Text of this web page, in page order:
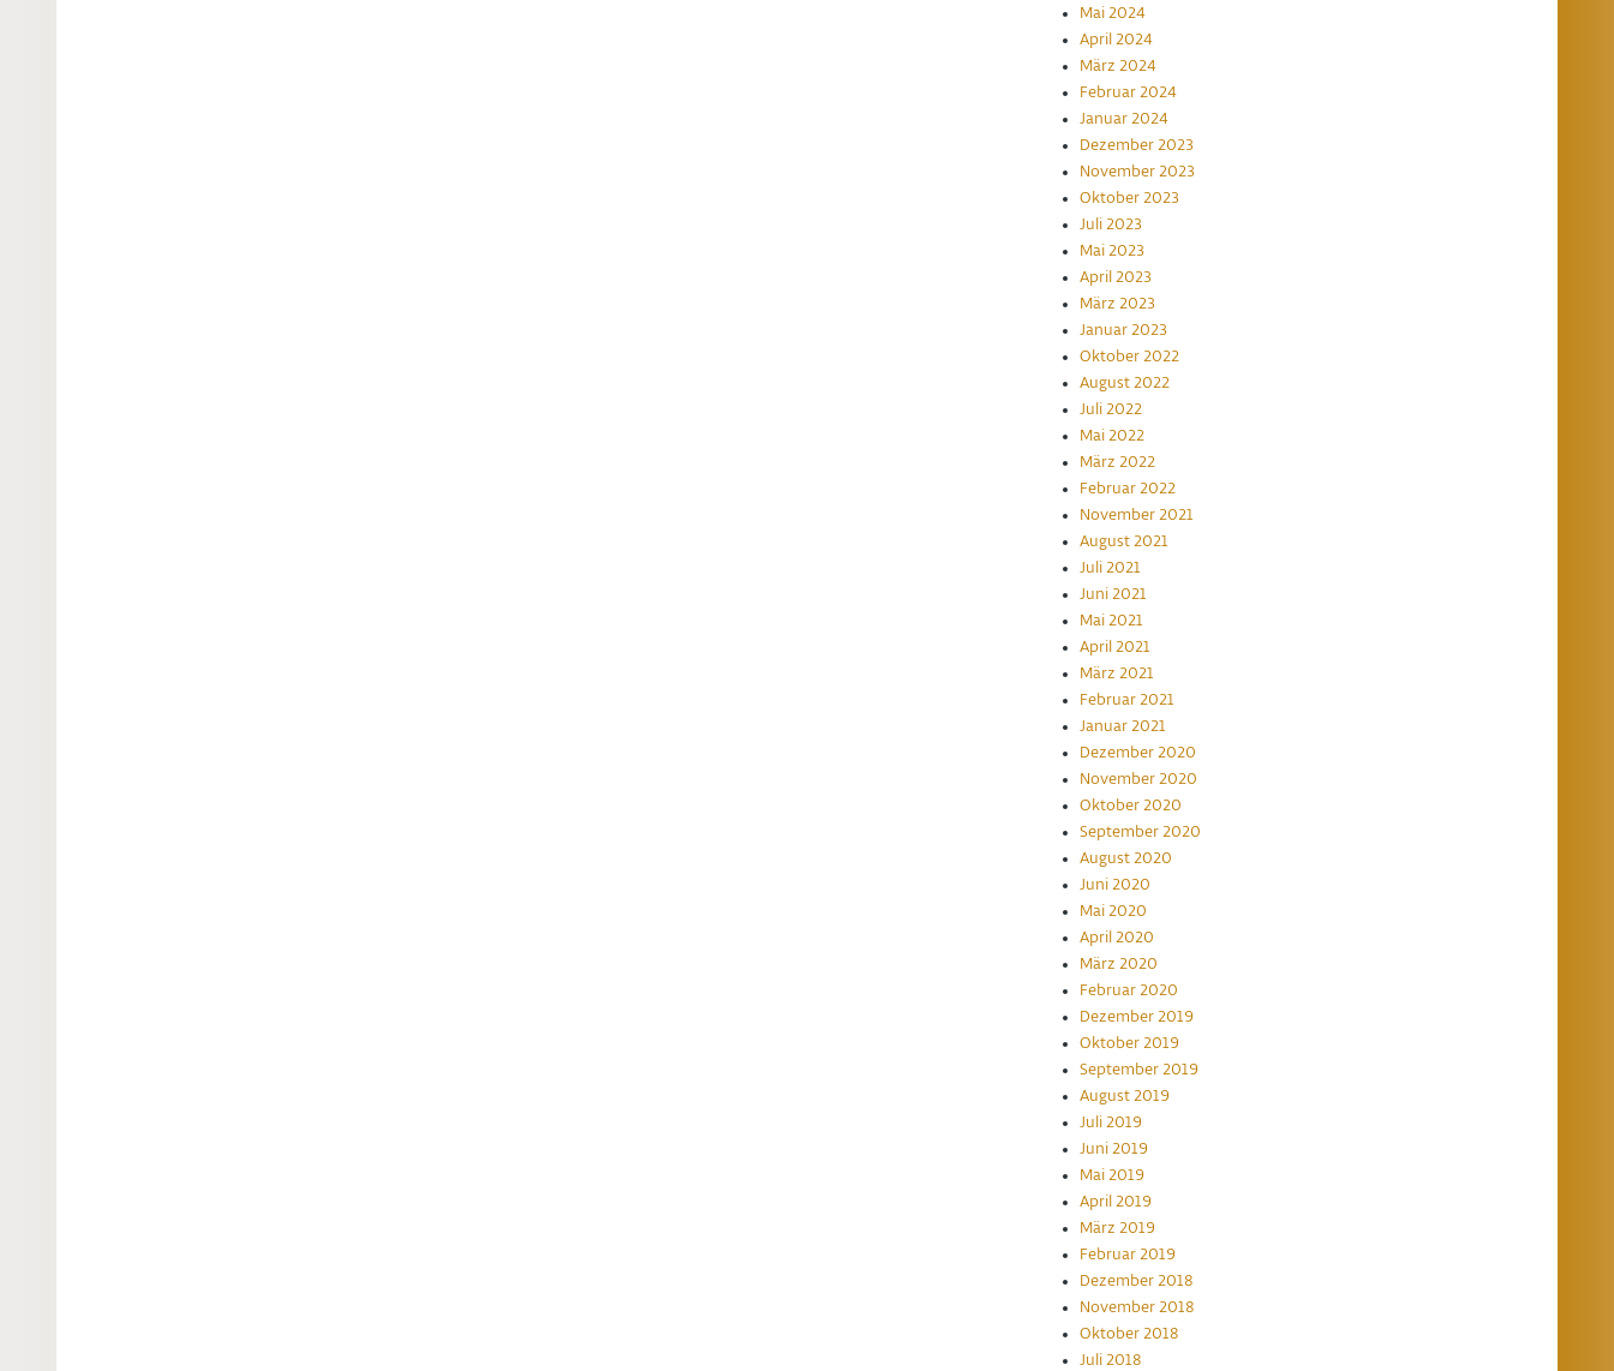
Mai 2024
April 2024
März 2024
Februar 2024
Januar 2024
Dezember 2023
November 2023
Oktober 2023
Juli 2023
Mai 2023
April 2023
März 2023
Januar 2023
Oktober 2022
August 2022
Juli 2022
Mai 2022
März 2022
Februar 2022
November 2021
August 2021
Juli 2021
Juni 2021
Mai 2021
April 2021
März 2021
Februar 2021
Januar 2021
Dezember 2020
November 2020
Oktober 2020
September 2020
August 2020
Juni 2020
Mai 2020
April 2020
März 2020
Februar 2020
Dezember 2019
Oktober 2019
September 2019
August 2019
Juli 2019
Juni 2019
Mai 2019
April 2019
März 2019
Februar 2019
Dezember 2018
November 2018
Oktober 2018
Juli 2018